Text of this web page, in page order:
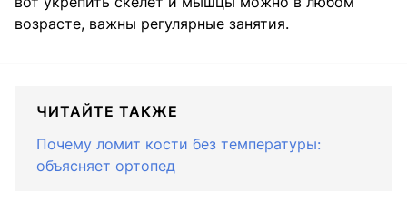
возрасте, важны регулярные занятия.
ЧИТАЙТЕ ТАКЖЕ
Почему ломит кости без температуры:
объясняет ортопед